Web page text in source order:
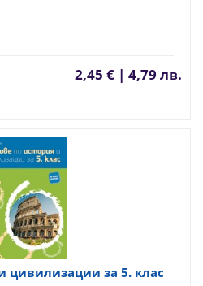
2,45 € | 4,79 лв.
цивилизации за 5. клас